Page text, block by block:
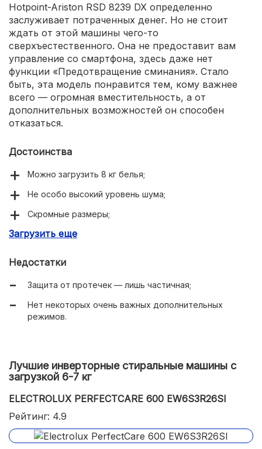
Hotpoint-Ariston RSD 8239 DX определенно
заслуживает потраченных денег. Но не стоит
ждать от этой машины чего-то
сверхъестественного. Она не предоставит вам
управление со смартфона, здесь даже нет
функции «Предотвращение сминания». Стало
быть, эта модель понравится тем, кому важнее
всего — огромная вместительность, а от
дополнительных возможностей он способен
отказаться.
Достоинства
Можно загрузить 8 кг белья;
Не особо высокий уровень шума;
Скромные размеры;
Очень низкое энергопотребление;
Не очень высокая стоимость.
Загрузить еще
Недостатки
Защита от протечек — лишь частичная;
Нет некоторых очень важных дополнительных
режимов.
Лучшие инверторные стиральные машины с
загрузкой 6-7 кг
ELECTROLUX PERFECTCARE 600 EW6S3R26SI
Рейтинг: 4.9